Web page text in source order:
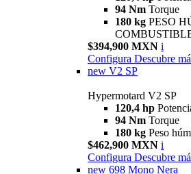
94 Nm Torque
180 kg PESO
$394,900 MXN i
Configura Descubre
new V2 SP
Hypermotard V2 SP
120,4 hp
94 Nm Torque
180 kg Peso
$462,900 MXN i
Configura Descubre
new 698 Mono Nera